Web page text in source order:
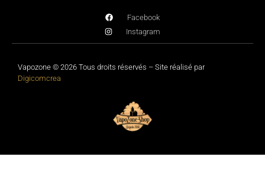
Facebook
Instagram
Vapozone © 2026 Tous droits réservés – Site réalisé par
Digicomcrea